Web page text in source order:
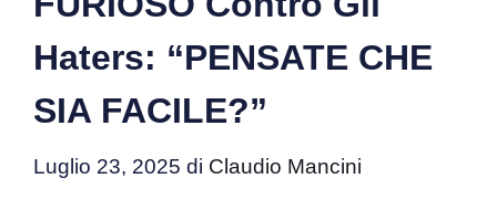
Haters: “PENSATE CHE
SIA FACILE?”
Luglio 23, 2025 di Claudio Mancini